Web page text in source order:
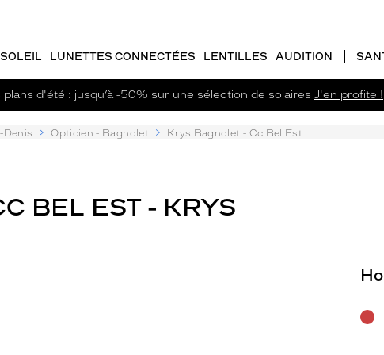
LUNETTES CONNECTÉES LENTILLES AUDITION
plans d'été : jusqu’à -50% sur une sélection de solaires J'en profite !
Denis Opticien - Bagnolet Krys Bagnolet - Cc Bel Est
BEL EST - KRYS